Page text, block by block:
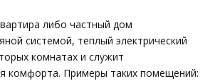
либо частный дом
системой, теплый электрический
комнатах и служит
комфорта. Примеры таких помещений: